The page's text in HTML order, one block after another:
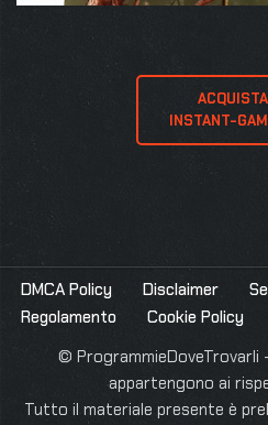
INSTANT-
DMCA Policy Disclaimer
Regolamento
Cookie Policy
© ProgrammieDoveTrovarli
appartengono ai
Tutto il materiale presente è